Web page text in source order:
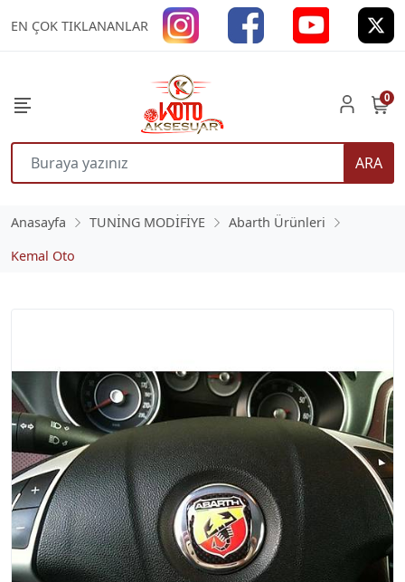
EN ÇOK TIKLANANLAR
ARA
0
Anasayfa TUNİNG MODİFİYE
Abarth Ürünleri
Kemal Oto